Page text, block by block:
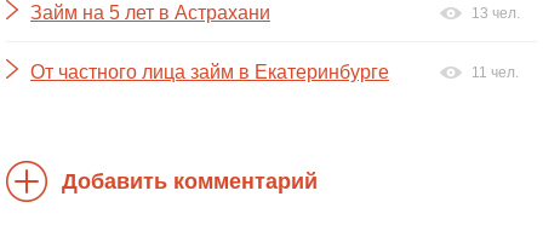
Займ на 5 лет в Астрахани 13 чел.
От частного лица займ в Екатеринбурге 11 чел.
Добавить комментарий